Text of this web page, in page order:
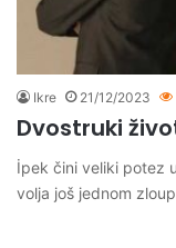
Ikre 21/12/2023
Dvostruki
İpek čini veliki potez
volja još jednom